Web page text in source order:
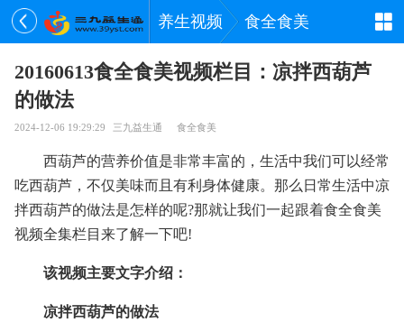
养生视频 食全食美
20160613食全食美视频栏目：凉拌西葫芦
的做法
2024-12-06 19:29:29 三九益生通 食全食美
西葫芦的营养价值是非常丰富的，生活中我们可以经常
吃西葫芦，不仅美味而且有利身体健康。那么日常生活中凉
拌西葫芦的做法是怎样的呢?那就让我们一起跟着食全食美
视频全集栏目来了解一下吧!
该视频主要文字介绍：
凉拌西葫芦的做法